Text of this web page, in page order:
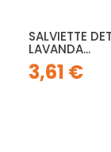
SALVIETTE
LAVANDA...
3,61 €